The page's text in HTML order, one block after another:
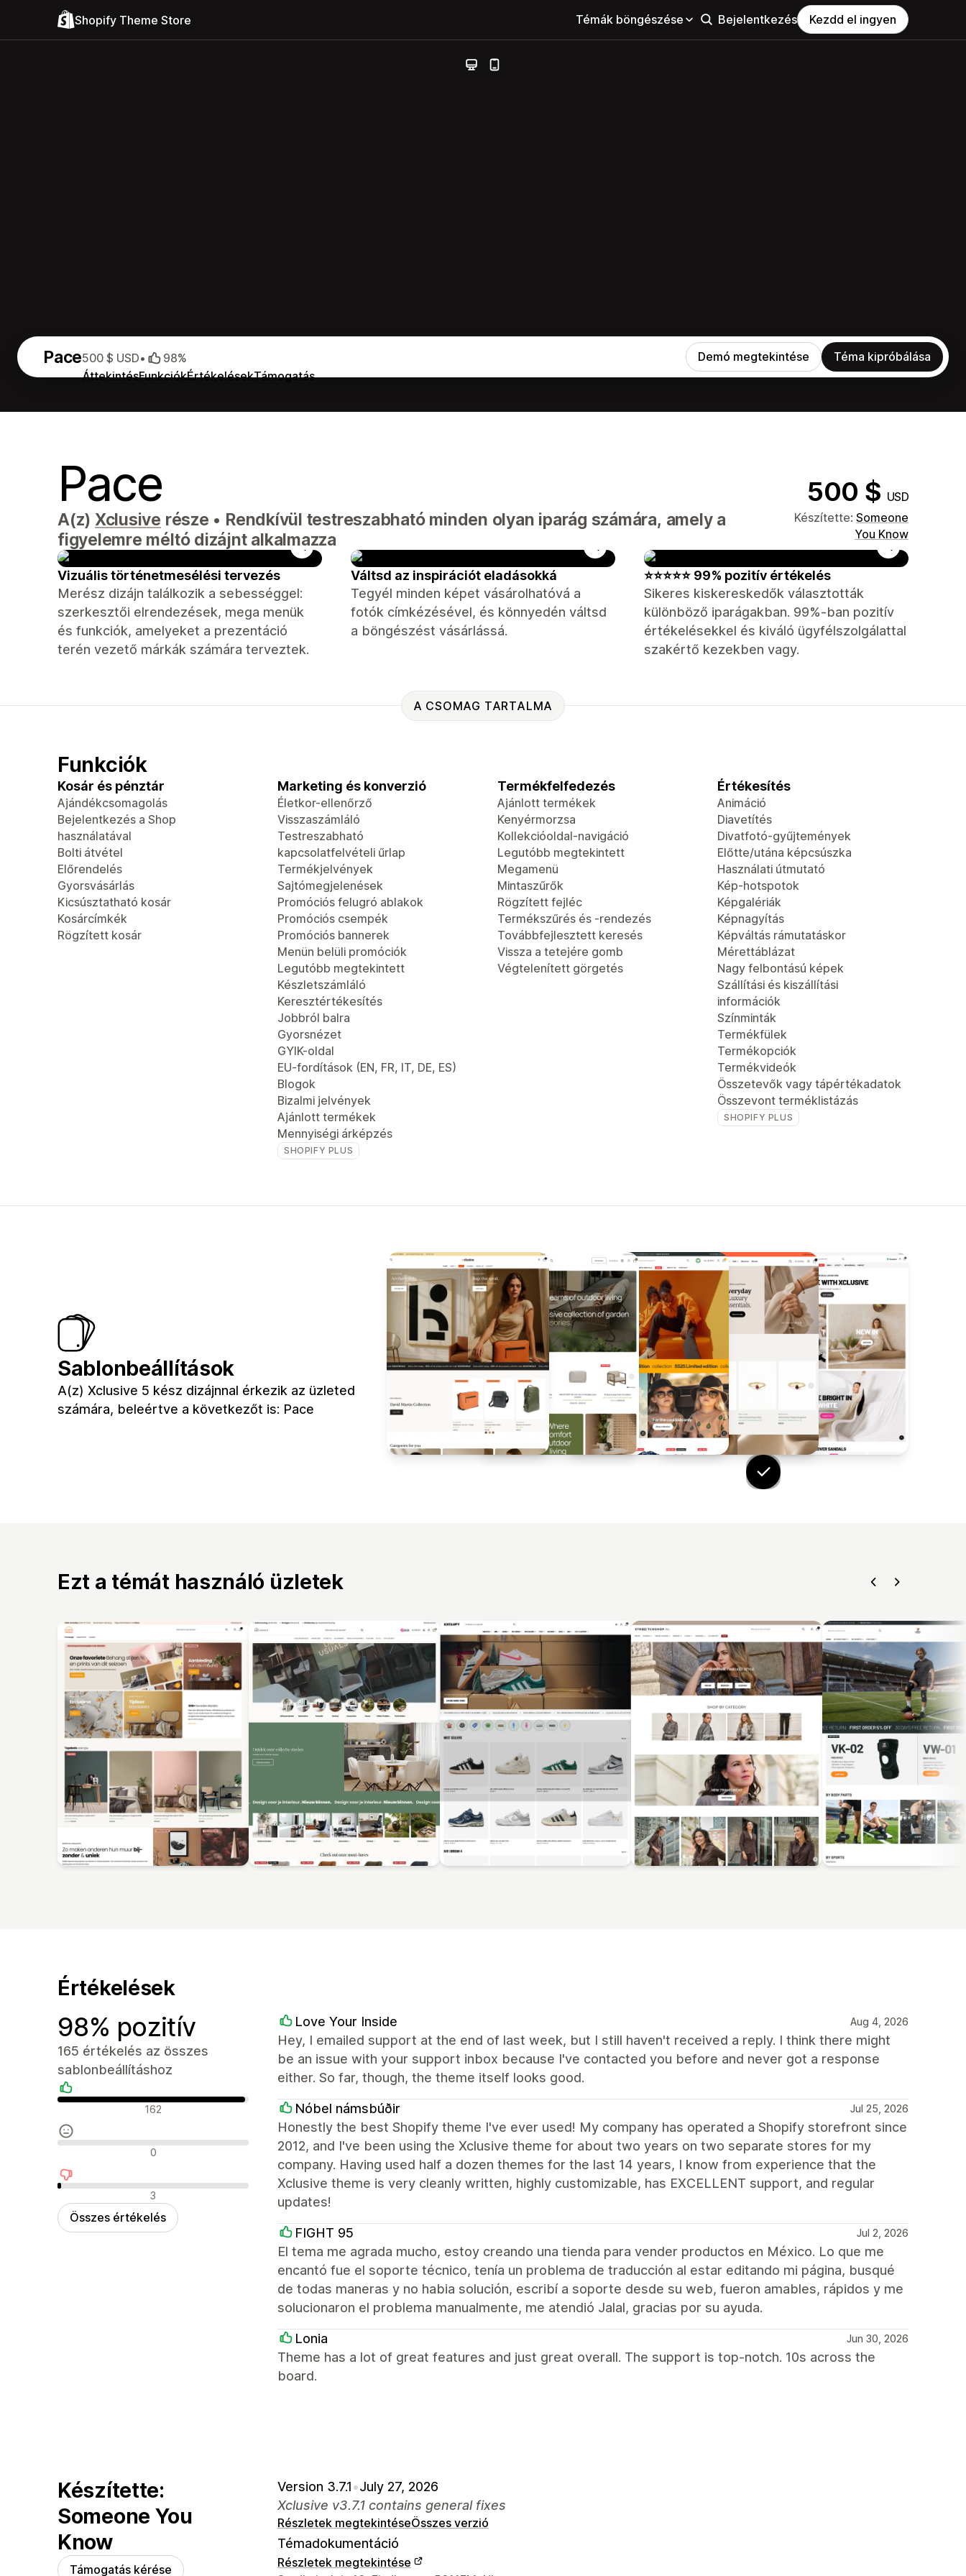
Shopify Theme Store Témák böngészése Bejelentkezés Kezdd el ingyen
Pace
ÁttekintésFunkciókÉrtékelésekTámogatás
500 $ USD• 98% Demó megtekintése Téma kipróbálása
Pace 500 $ USD
A(z) Xclusive része • Rendkívül testreszabható minden olyan iparág számára, amely a
figyelemre méltó dizájnt alkalmazza
Készítette: Someone
You Know
Vizuális történetmesélési tervezés
Merész dizájn találkozik a sebességgel:
szerkesztői elrendezések, mega menük
és funkciók, amelyeket a prezentáció
terén vezető márkák számára terveztek.
Váltsd az inspirációt eladásokká
Tegyél minden képet vásárolhatóvá a
fotók címkézésével, és könnyedén váltsd
a böngészést vásárlássá.
⭐⭐⭐⭐⭐ 99% pozitív értékelés
Sikeres kiskereskedők választották
különböző iparágakban. 99%-ban pozitív
értékelésekkel és kiváló ügyfélszolgálattal
szakértő kezekben vagy.
A CSOMAG TARTALMA
Funkciók
Kosár és pénztár
Ajándékcsomagolás
Bejelentkezés a Shop
használatával
Bolti átvétel
Előrendelés
Gyorsvásárlás
Kicsúsztatható kosár
Kosárcímkék
Rögzített kosár
Marketing és konverzió
Életkor-ellenőrző
Visszaszámláló
Testreszabható
kapcsolatfelvételi űrlap
Termékjelvények
Sajtómegjelenések
Promóciós felugró ablakok
Promóciós csempék
Promóciós bannerek
Menün belüli promóciók
Legutóbb megtekintett
Készletszámláló
Keresztértékesítés
Jobbról balra
Gyorsnézet
GYIK-oldal
EU-fordítások (EN, FR, IT, DE, ES)
Blogok
Bizalmi jelvények
Ajánlott termékek
Mennyiségi árképzés
SHOPIFY PLUS
Termékfelfedezés
Ajánlott termékek
Kenyérmorzsa
Kollekcióoldal-navigáció
Legutóbb megtekintett
Megamenü
Mintaszűrők
Rögzített fejléc
Termékszűrés és -rendezés
Továbbfejlesztett keresés
Vissza a tetejére gomb
Végtelenített görgetés
Értékesítés
Animáció
Diavetítés
Divatfotó-gyűjtemények
Előtte/utána képcsúszka
Használati útmutató
Kép-hotspotok
Képgalériák
Képnagyítás
Képváltás rámutatáskor
Mérettáblázat
Nagy felbontású képek
Szállítási és kiszállítási
információk
Színminták
Termékfülek
Termékopciók
Termékvideók
Összetevők vagy tápértékadatok
Összevont terméklistázás
SHOPIFY PLUS
Sablonbeállítások
A(z) Xclusive 5 kész dizájnnal érkezik az üzleted
számára, beleértve a következőt is: Pace
Ezt a témát használó üzletek
Értékelések
98% pozitív
165 értékelés az összes
sablonbeállításhoz
Pozitív értékelések
162
Semleges értékelések
0
Negatív értékelések
3
Összes értékelés
Love Your Inside Aug 4, 2026
Hey, I emailed support at the end of last week, but I still haven't received a reply. I think there might
be an issue with your support inbox because I've contacted you before and never got a response
either. So far, though, the theme itself looks good.
Nóbel námsbúðir Jul 25, 2026
Honestly the best Shopify theme I've ever used! My company has operated a Shopify storefront since
2012, and I've been using the Xclusive theme for about two years on two separate stores for my
company. Having used half a dozen themes for the last 14 years, I know from experience that the
Xclusive theme is very cleanly written, highly customizable, has EXCELLENT support, and regular
updates!
FIGHT 95 Jul 2, 2026
El tema me agrada mucho, estoy creando una tienda para vender productos en México. Lo que me
encantó fue el soporte técnico, tenía un problema de traducción al estar editando mi página, busqué
de todas maneras y no habia solución, escribí a soporte desde su web, fueron amables, rápidos y me
solucionaron el problema manualmente, me atendió Jalal, gracias por su ayuda.
Lonia Jun 30, 2026
Theme has a lot of great features and just great overall. The support is top-notch. 10s across the
board.
Készítette:
Someone You
Know
Támogatás kérése
Version 3.7.1•July 27, 2026
Xclusive v3.7.1 contains general fixes
Részletek megtekintéseÖsszes verzió
Témadokumentáció
Részletek megtekintése